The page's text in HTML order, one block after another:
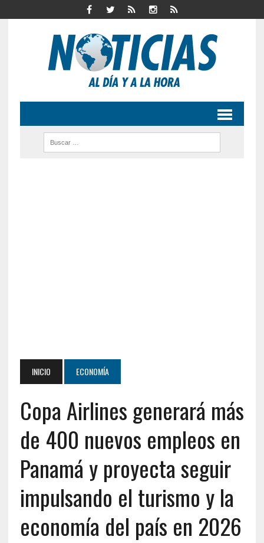
INICIO ECONOMÍA
Copa Airlines generará más
de 400 nuevos empleos en
Panamá y proyecta seguir
impulsando el turismo y la
economía del país en 2026